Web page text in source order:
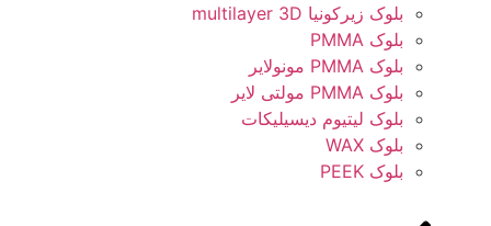
بلوک زیرکونیا multilayer 3D
بلوک PMMA
بلوک PMMA مونولایر
بلوک PMMA مولتی لایر
بلوک لیتیوم دیسیلیکات
بلوک WAX
بلوک PEEK